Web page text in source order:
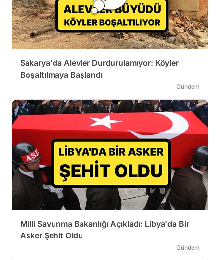
Sakarya'da Alevler Durdurulamıyor: Köyler
Boşaltılmaya Başlandı
Gündem
Milli Savunma Bakanlığı Açıkladı: Libya'da Bir
Asker Şehit Oldu
Gündem